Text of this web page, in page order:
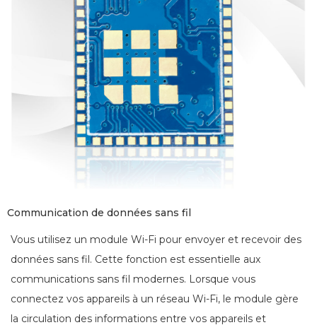
Communication de données sans fil
Vous utilisez un module Wi-Fi pour envoyer et recevoir des
données sans fil. Cette fonction est essentielle aux
communications sans fil modernes. Lorsque vous
connectez vos appareils à un réseau Wi-Fi, le module gère
la circulation des informations entre vos appareils et